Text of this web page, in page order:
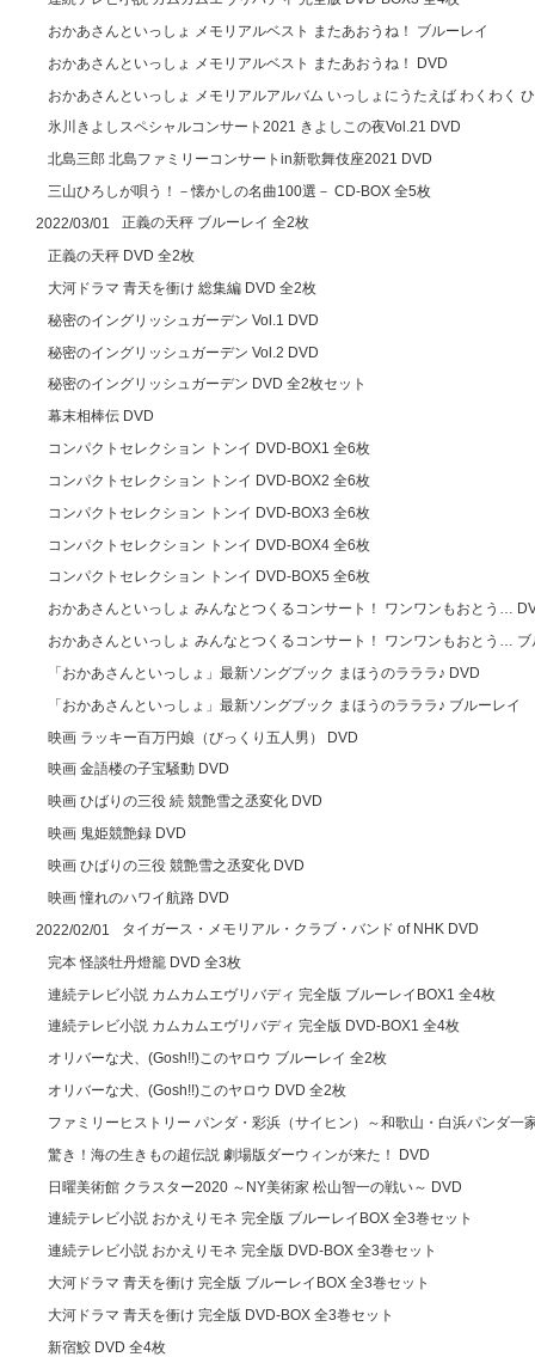
おかあさんといっしょ メモリアルベスト またあおうね！ ブルーレイ
おかあさんといっしょ メモリアルベスト またあおうね！ DVD
おかあさんといっしょ メモリアルアルバム いっしょにうたえば わくわく
氷川きよしスペシャルコンサート2021 きよしこの夜Vol.21 DVD
北島三郎 北島ファミリーコンサートin新歌舞伎座2021 DVD
三山ひろしが唄う！－懐かしの名曲100選－ CD-BOX 全5枚
2022/03/01
正義の天秤 ブルーレイ 全2枚
正義の天秤 DVD 全2枚
大河ドラマ 青天を衝け 総集編 DVD 全2枚
秘密のイングリッシュガーデン Vol.1 DVD
秘密のイングリッシュガーデン Vol.2 DVD
秘密のイングリッシュガーデン DVD 全2枚セット
幕末相棒伝 DVD
コンパクトセレクション トンイ DVD-BOX1 全6枚
コンパクトセレクション トンイ DVD-BOX2 全6枚
コンパクトセレクション トンイ DVD-BOX3 全6枚
コンパクトセレクション トンイ DVD-BOX4 全6枚
コンパクトセレクション トンイ DVD-BOX5 全6枚
おかあさんといっしょ みんなとつくるコンサート！ ワンワンもおとう…
おかあさんといっしょ みんなとつくるコンサート！ ワンワンもおとう… ブ
「おかあさんといっしょ」最新ソングブック まほうのラララ♪ DVD
「おかあさんといっしょ」最新ソングブック まほうのラララ♪ ブルーレイ
映画 ラッキー百万円娘（びっくり五人男） DVD
映画 金語楼の子宝騒動 DVD
映画 ひばりの三役 続 競艶雪之丞変化 DVD
映画 鬼姫競艶録 DVD
映画 ひばりの三役 競艶雪之丞変化 DVD
映画 憧れのハワイ航路 DVD
2022/02/01
タイガース・メモリアル・クラブ・バンド of NHK DVD
完本 怪談牡丹燈籠 DVD 全3枚
連続テレビ小説 カムカムエヴリバディ 完全版 ブルーレイBOX1 全4枚
連続テレビ小説 カムカムエヴリバディ 完全版 DVD-BOX1 全4枚
オリバーな犬、(Gosh!!)このヤロウ ブルーレイ 全2枚
オリバーな犬、(Gosh!!)このヤロウ DVD 全2枚
ファミリーヒストリー パンダ・彩浜（サイヒン）～和歌山・白浜パンダ一
驚き！海の生きもの超伝説 劇場版ダーウィンが来た！ DVD
日曜美術館 クラスター2020 ～NY美術家 松山智一の戦い～ DVD
連続テレビ小説 おかえりモネ 完全版 ブルーレイBOX 全3巻セット
連続テレビ小説 おかえりモネ 完全版 DVD-BOX 全3巻セット
大河ドラマ 青天を衝け 完全版 ブルーレイBOX 全3巻セット
大河ドラマ 青天を衝け 完全版 DVD-BOX 全3巻セット
新宿鮫 DVD 全4枚